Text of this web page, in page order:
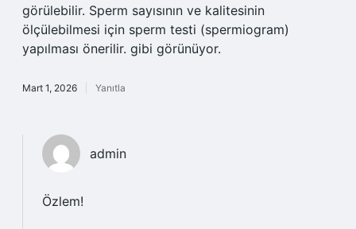
görülebilir. Sperm sayısının ve kalitesinin
ölçülebilmesi için sperm testi (spermiogram)
yapılması önerilir. gibi görünüyor.
Mart 1, 2026 Yanıtla
admin
Özlem!